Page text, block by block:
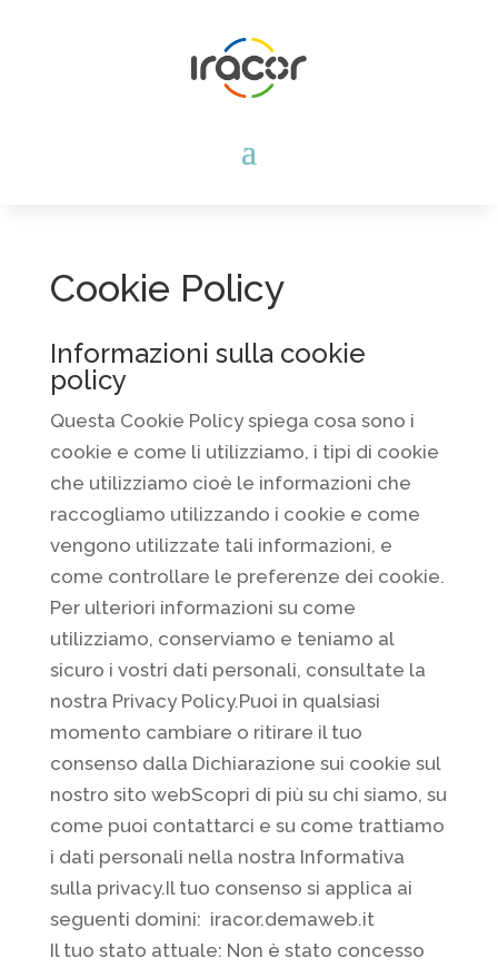
Cookie Policy
Informazioni sulla cookie
policy
Questa Cookie Policy spiega cosa sono i
cookie e come li utilizziamo, i tipi di cookie
che utilizziamo cioè le informazioni che
raccogliamo utilizzando i cookie e come
vengono utilizzate tali informazioni, e
come controllare le preferenze dei cookie.
Per ulteriori informazioni su come
utilizziamo, conserviamo e teniamo al
sicuro i vostri dati personali, consultate la
nostra Privacy Policy.Puoi in qualsiasi
momento cambiare o ritirare il tuo
consenso dalla Dichiarazione sui cookie sul
nostro sito webScopri di più su chi siamo, su
come puoi contattarci e su come trattiamo
i dati personali nella nostra Informativa
sulla privacy.Il tuo consenso si applica ai
seguenti domini: iracor.demaweb.it
Il tuo stato attuale: Non è stato concesso